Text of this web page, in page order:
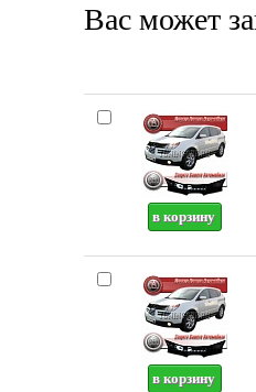
Вас может